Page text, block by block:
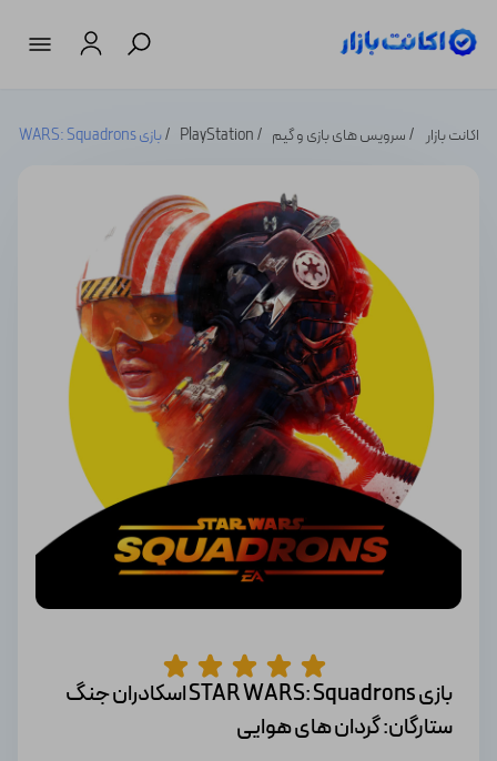
اکانت بازار سرویس های بازی و گیم PlayStation بازی STAR WARS: Squadrons اسکادران جنگ ستارگان: گردان های هوایی
بازی STAR WARS: Squadrons اسکادران جنگ
ستارگان: گردان های هوایی